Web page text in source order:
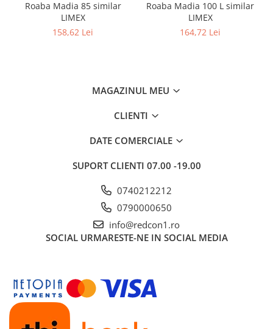
Roaba Madia 85 similar
LIMEX
158,62 Lei
Roaba Madia 100 L similar
LIMEX
164,72 Lei
MAGAZINUL MEU
CLIENTI
DATE COMERCIALE
SUPORT CLIENTI 07.00 -19.00
0740212212
0790000650
info@redcon1.ro
SOCIAL URMARESTE-NE IN SOCIAL MEDIA